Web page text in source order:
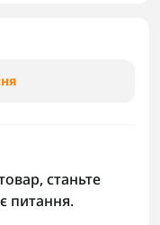
станьте
питання.